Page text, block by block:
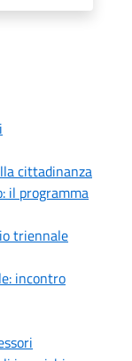
cittadinanza
il programma
triennale
incontro